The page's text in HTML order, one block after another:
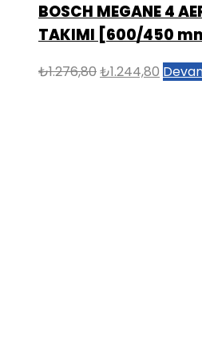
BOSCH MEGANE 4
TAKIMI [600/450
₺1.276,80Orijinal
₺1.244,80 Şu